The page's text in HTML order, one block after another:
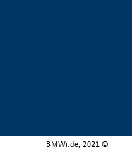
BMWi.de, 2021 ©